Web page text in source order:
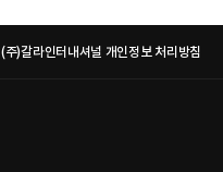
(주)갈라인터내셔널 개인정보 처리방침